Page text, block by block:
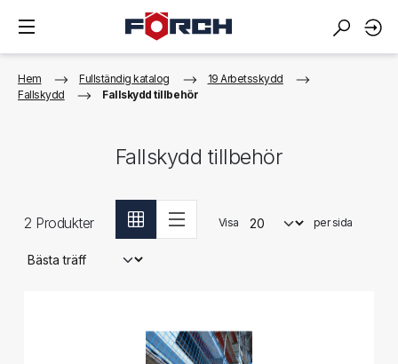
Hem Fullständig katalog
19 Arbetsskydd
Fallskydd
Fallskydd tillbehör
Fallskydd tillbehör
2 Produkter Visa per sida